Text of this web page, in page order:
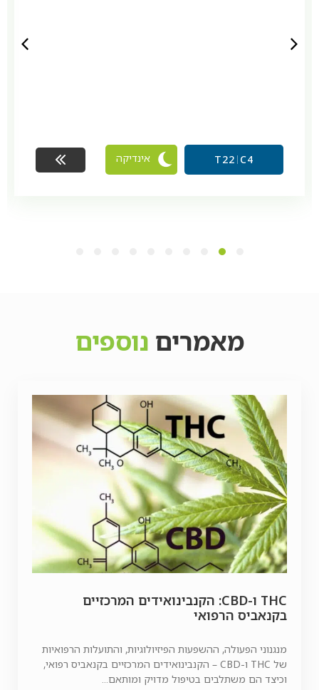
C4
T22 אינדיקה
מאמרים נוספים
THC ו-CBD: הקנבינואידים המרכזיים
בקנאביס הרפואי
מנגנוני הפעולה, ההשפעות הפיזיולוגיות, והתועלות הרפואיות
של THC ו-CBD – הקנבינואידים המרכזיים בקנאביס רפואי,
וכיצד הם משתלבים בטיפול מדויק ומותאם...